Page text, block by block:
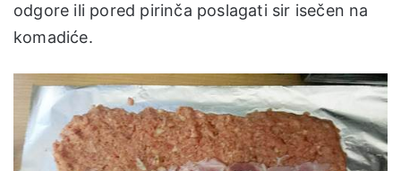
odgore ili pored pirinča poslagati sir isečen na
komadiće.